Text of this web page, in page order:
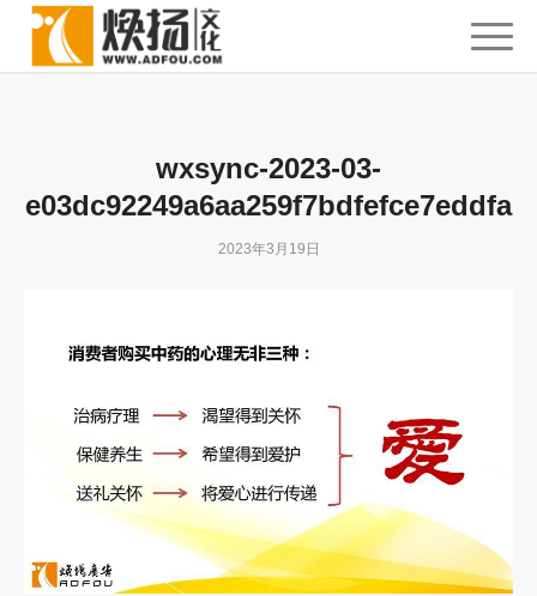
wxsync-2023-03-
e03dc92249a6aa259f7bdfefce7eddfa
2023年3月19日